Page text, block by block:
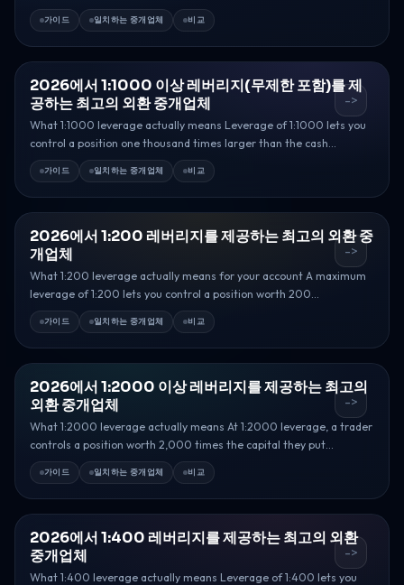
가이드 일치하는 중개업체 비교
2026에서 1:1000 이상 레버리지(무제한 포함)를 제
공하는 최고의 외환 중개업체
What 1:1000 leverage actually means Leverage of 1:1000 lets you
control a position one thousand times larger than the cash...
가이드 일치하는 중개업체 비교
->
2026에서 1:200 레버리지를 제공하는 최고의 외환 중
개업체
What 1:200 leverage actually means for your account A maximum
leverage of 1:200 lets you control a position worth 200...
가이드 일치하는 중개업체 비교
->
2026에서 1:2000 이상 레버리지를 제공하는 최고의
외환 중개업체
What 1:2000 leverage actually means At 1:2000 leverage, a trader
controls a position worth 2,000 times the capital they put...
가이드 일치하는 중개업체 비교
->
2026에서 1:400 레버리지를 제공하는 최고의 외환
중개업체
What 1:400 leverage actually means Leverage of 1:400 lets you
->